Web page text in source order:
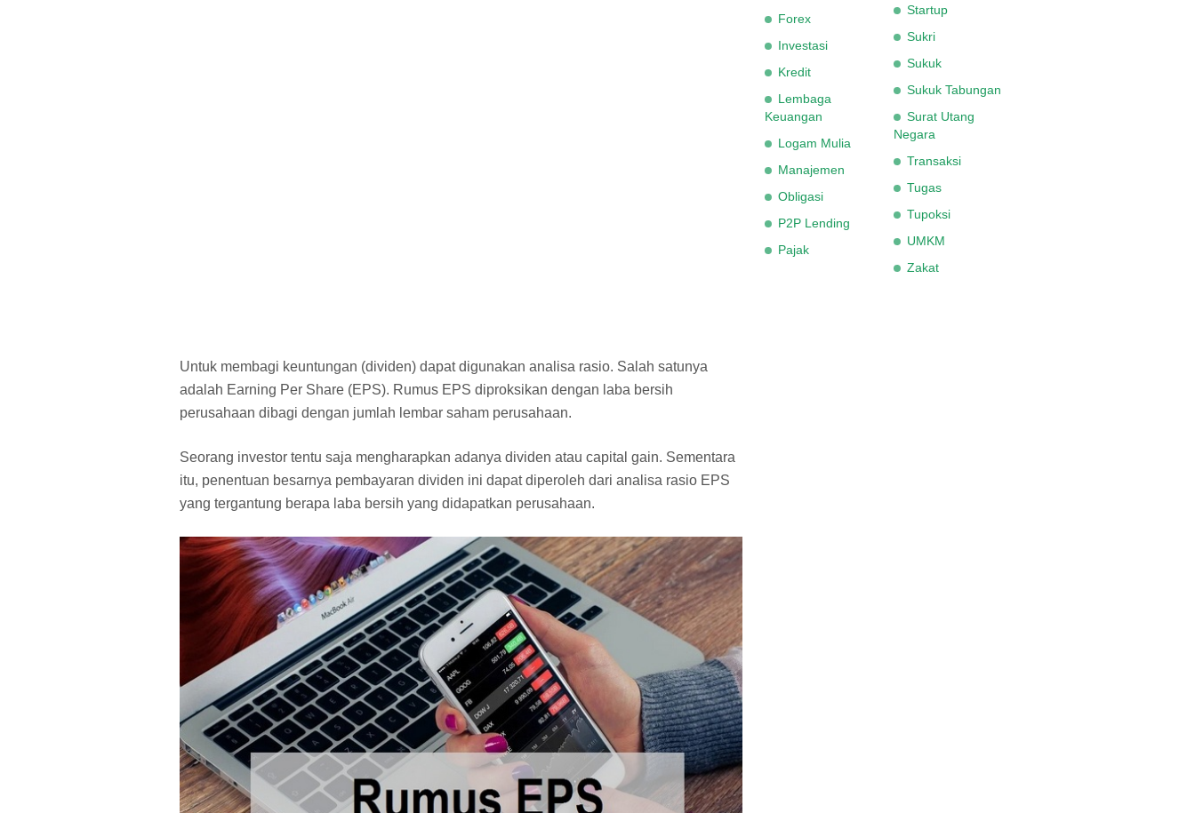
Untuk membagi keuntungan (dividen) dapat digunakan analisa rasio. Salah satunya
adalah Earning Per Share (EPS). Rumus EPS diproksikan dengan laba bersih
perusahaan dibagi dengan jumlah lembar saham perusahaan.
Seorang investor tentu saja mengharapkan adanya dividen atau capital gain. Sementara
itu, penentuan besarnya pembayaran dividen ini dapat diperoleh dari analisa rasio EPS
yang tergantung berapa laba bersih yang didapatkan perusahaan.
Forex
Investasi
Kredit
Lembaga
Keuangan
Logam Mulia
Manajemen
Obligasi
P2P Lending
Pajak
Startup
Sukri
Sukuk
Sukuk Tabungan
Surat Utang
Negara
Transaksi
Tugas
Tupoksi
UMKM
Zakat